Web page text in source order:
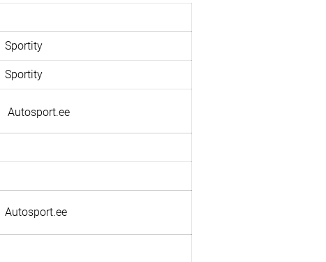
Sportity
Sportity
Autosport.ee
Autosport.ee